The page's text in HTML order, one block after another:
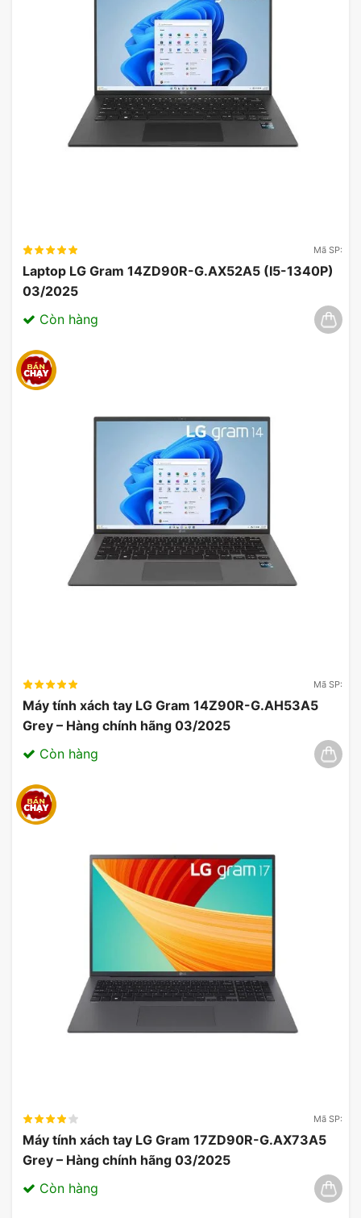
Mã SP:
Laptop LG Gram 14ZD90R-G.AX52A5 (I5-1340P)
03/2025
Còn hàng
Mã SP:
Máy tính xách tay LG Gram 14Z90R-G.AH53A5
Grey – Hàng chính hãng 03/2025
Còn hàng
Mã SP:
Máy tính xách tay LG Gram 17ZD90R-G.AX73A5
Grey – Hàng chính hãng 03/2025
Còn hàng